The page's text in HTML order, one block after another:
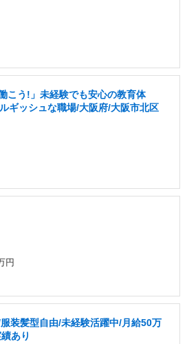
こう!」未経験でも安心の教育体
ギッシュな職場/大阪府/大阪市北区
円
装髪型自由/未経験活躍中/月給50万
あり